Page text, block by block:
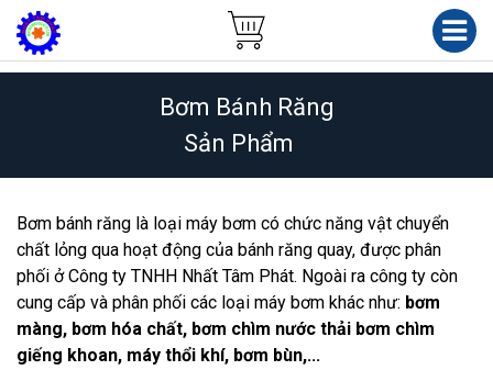
Bơm Bánh Răng
Sản Phẩm
Bơm bánh răng là loại máy bơm có chức năng vật chuyển
chất lỏng qua hoạt động của bánh răng quay, được phân
phối ở Công ty TNHH Nhất Tâm Phát. Ngoài ra công ty còn
cung cấp và phân phối các loại máy bơm khác như: bơm
màng, bơm hóa chất, bơm chìm nước thải bơm chìm
giếng khoan, máy thổi khí, bơm bùn,...